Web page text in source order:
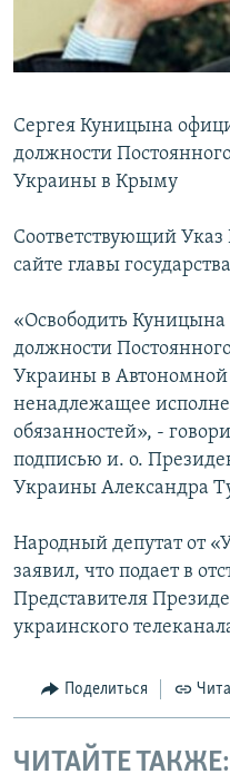
ПОБЕДИТЕЛЕЙ НЕ СУДЯТ?
КРЫМ.НЕПОКОРЕННЫЙ
УКРАИНСКАЯ ПРОБЛЕМА
ПРИСОЕДИНЯЙТЕСЬ!
Все сайты RFE/RL
Сергея Куницына
должности
Украины в Крыму
Соответствующий
сайте главы
«Освободить
должности
Украины в
ненадлежащее
обязанностей», -
подписью и. о.
Украины Александра
Народный депутат от
заявил, что подает в
Представителя
украинского
Поделиться
ЧИТАЙТЕ ТАКЖЕ: